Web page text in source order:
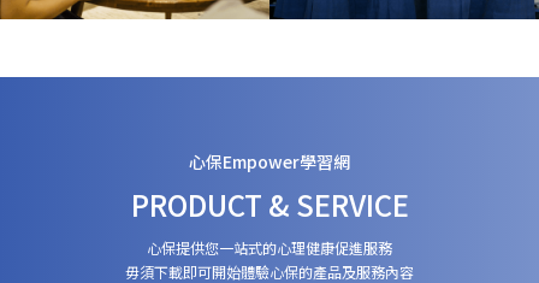
心保Empower學習網
PRODUCT & SERVICE
心保提供您一站式的心理健康促進服務
毋須下載即可開始體驗心保的產品及服務內容